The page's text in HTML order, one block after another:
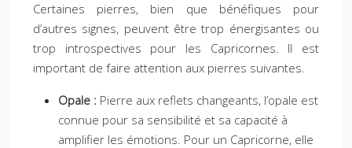
Certaines pierres, bien que bénéfiques pour
d’autres signes, peuvent être trop énergisantes ou
trop introspectives pour les Capricornes. Il est
important de faire attention aux pierres suivantes.
Opale : Pierre aux reflets changeants, l’opale est
connue pour sa sensibilité et sa capacité à
amplifier les émotions. Pour un Capricorne, elle